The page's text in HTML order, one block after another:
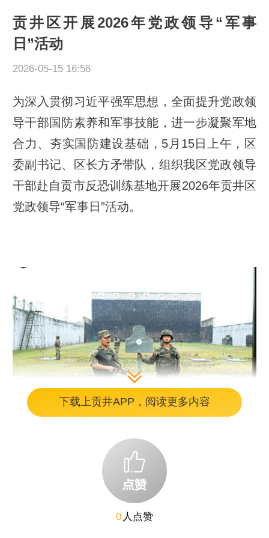
贡井区开展2026年党政领导“军事
日”活动
2026-05-15 16:56
为深入贯彻习近平强军思想，全面提升党政领
导干部国防素养和军事技能，进一步凝聚军地
合力、夯实国防建设基础，5月15日上午，区
委副书记、区长方矛带队，组织我区党政领导
干部赴自贡市反恐训练基地开展2026年贡井区
党政领导“军事日”活动。
活动现场，参训人员精神饱满、姿态端正，认
真听取教员讲解有关枪支构造性能、安全操作
规程、精准射击技巧等关键内容，并分组进行
下载上贡井APP，阅读更多内容
0 人点赞